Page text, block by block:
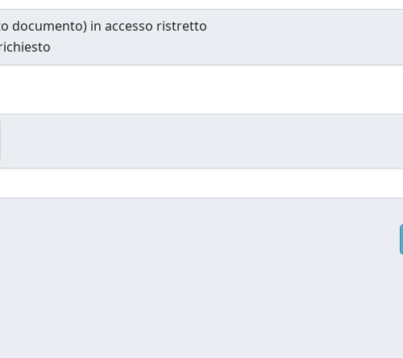
documento) in accesso ristretto